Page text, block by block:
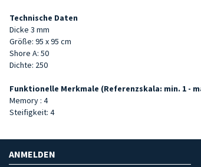
Technische Daten
Dicke 3 mm
Größe: 95 x 95 cm
Shore A: 50
Dichte: 250
Funktionelle Merkmale (Referenzskala: min. 1 -
Memory : 4
Steifigkeit: 4
ANMELDEN